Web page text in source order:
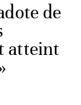
de
atteint